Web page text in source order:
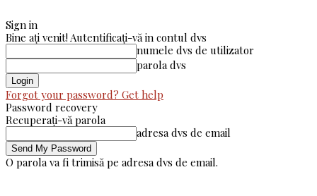
Sign in
Bine ați venit! Autentificați-vă in contul dvs
numele dvs de utilizator
parola dvs
Forgot your password? Get help
Password recovery
Recuperați-vă parola
adresa dvs de email
O parola va fi trimisă pe adresa dvs de email.